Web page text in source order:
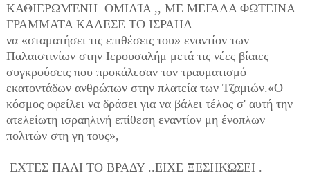
ΚΑΘΙΕΡΩΜΈΝΗ ΟΜΙΛΊΑ ,, ΜΕ ΜΕΓΑΛΑ ΦΩΤΕΙΝΑ
ΓΡΑΜΜΑΤΑ ΚΑΛΕΣΕ ΤΟ ΙΣΡΑΗΛ
να «σταματήσει τις επιθέσεις του» εναντίον των
Παλαιστινίων στην Ιερουσαλήμ μετά τις νέες βίαιες
συγκρούσεις που προκάλεσαν τον τραυματισμό
εκατοντάδων ανθρώπων στην πλατεία των Τζαμιών.«Ο
κόσμος οφείλει να δράσει για να βάλει τέλος σ' αυτή την
ατελείωτη ισραηλινή επίθεση εναντίον μη ένοπλων
πολιτών στη γη τους»,
ΕΧΤΕΣ ΠΑΛΙ ΤΟ ΒΡΑΔΥ ..ΕΙΧΕ ΞΕΣΗΚΏΣΕΙ .